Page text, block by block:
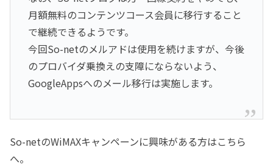
月額無料のコンテンツコース会員に移行すること
で継続できるようです。
今回So-netのメルアドは使用を続けますが、今後
のプロバイダ乗換えの支障にならないよう、
GoogleAppsへのメール移行は実施します。
So-netのWiMAXキャンペーンに興味がある方はこちら
へ。